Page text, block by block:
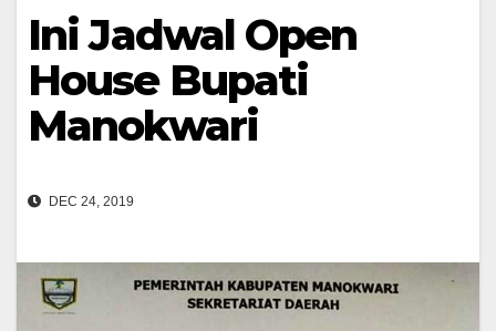
Ini Jadwal Open
House Bupati
Manokwari
DEC 24, 2019